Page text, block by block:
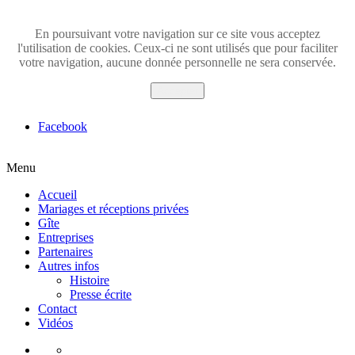
En poursuivant votre navigation sur ce site vous acceptez
l'utilisation de cookies. Ceux-ci ne sont utilisés que pour faciliter
votre navigation, aucune donnée personnelle ne sera conservée.
Facebook
Menu
Accueil
Mariages et réceptions privées
Gîte
Entreprises
Partenaires
Autres infos
Histoire
Presse écrite
Contact
Vidéos